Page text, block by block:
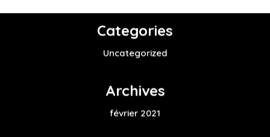
Categories
Uncategorized
Archives
février 2021